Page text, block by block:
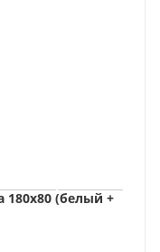
180х80 (белый +